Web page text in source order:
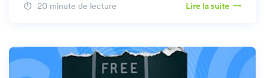
donnent des résultats.
20 minute de lecture Lire la suite